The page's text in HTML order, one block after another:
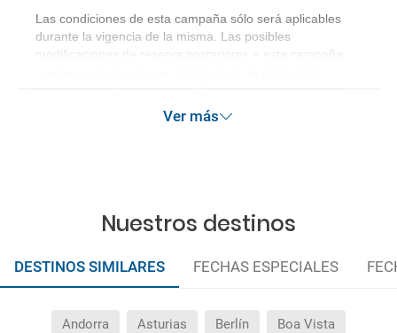
Las condiciones de esta campaña sólo será aplicables
durante la vigencia de la misma. Las posibles
modificaciones de reserva posteriores a esta campaña
Ver más
Nuestros destinos
DESTINOS SIMILARES FECHAS ESPECIALES
Andorra Asturias Berlín Boa Vista